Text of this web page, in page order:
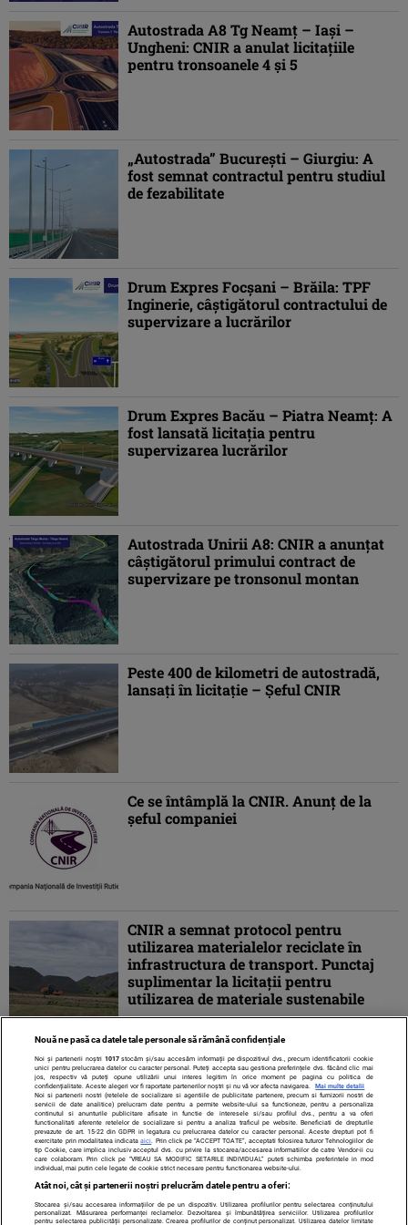
Autostrada A8 Tg Neamț – Iași –
Ungheni: CNIR a anulat licitațiile
pentru tronsoanele 4 și 5
„Autostrada” București – Giurgiu: A
fost semnat contractul pentru studiul
de fezabilitate
Drum Expres Focșani – Brăila: TPF
Inginerie, câștigătorul contractului de
supervizare a lucrărilor
Drum Expres Bacău – Piatra Neamț: A
fost lansată licitația pentru
supervizarea lucrărilor
Autostrada Unirii A8: CNIR a anunțat
câștigătorul primului contract de
supervizare pe tronsonul montan
Peste 400 de kilometri de autostradă,
lansaţi în licitaţie – Şeful CNIR
Ce se întâmplă la CNIR. Anunţ de la
şeful companiei
CNIR a semnat protocol pentru
utilizarea materialelor reciclate în
infrastructura de transport. Punctaj
suplimentar la licitații pentru
utilizarea de materiale sustenabile
1 2 3 4 »
Contact Despre noi Termeni și condiții
Nouă ne pasă ca datele tale personale să rămână confidențiale
Noi și partenerii noștri 1017stocăm și/sau accesăm informații pe dispozitivul dvs., precum identificatorii cookie
unici pentru prelucrarea datelor cu caracter personal. Puteți accepta sau gestiona preferințele dvs. făcând clic mai
jos, respectiv vă puteți opune utilizării unui interes legitim în orice moment pe pagina cu politica de
confidențialitate. Aceste alegeri vor fi raportate partenerilor noștri și nu vă vor afecta navigarea.
Mai multe detalii
Noi si partenerii nostri (retelele de socializare si agentiile de publicitate partenere, precum si furnizorii nostri de
servicii de date analitice) prelucram date pentru a permite website-ului sa functioneze, pentru a personaliza
continutul si anunturile publicitare afisate in functie de interesele si/sau profilul dvs., pentru a va oferi
functionalitati aferente retelelor de socializare si pentru a analiza traficul pe website. Beneficiati de drepturile
prevazute de art. 15-22 din GDPR in legatura cu prelucrarea datelor cu caracter personal. Aceste drepturi pot fi
exercitate prin modalitatea indicataaici . Prin click pe “ACCEPT TOATE”, acceptati folosirea tuturor Tehnologiilor de
tip Cookie, care implica inclusiv acceptul dvs. cu privire la stocarea/accesarea informatiilor de catre Vendor-ii cu
care colaboram. Prin click pe “VREAU SA MODIFIC SETARILE INDIVIDUAL” puteti schimba preferintele in mod
individual, mai putin cele legate de cookie strict necesare pentru functionarea website-ului.
Atât noi, cât și partenerii noștri prelucrăm datele pentru a oferi:
Stocarea și/sau accesarea informațiilor de pe un dispozitiv. Utilizarea profilurilor pentru selectarea conținutului
personalizat. Măsurarea performanței reclamelor. Dezvoltarea și îmbunătățirea serviciilor. Utilizarea profilurilor
pentru selectarea publicității personalizate. Crearea profilurilor de conținut personalizat. Utilizarea datelor limitate